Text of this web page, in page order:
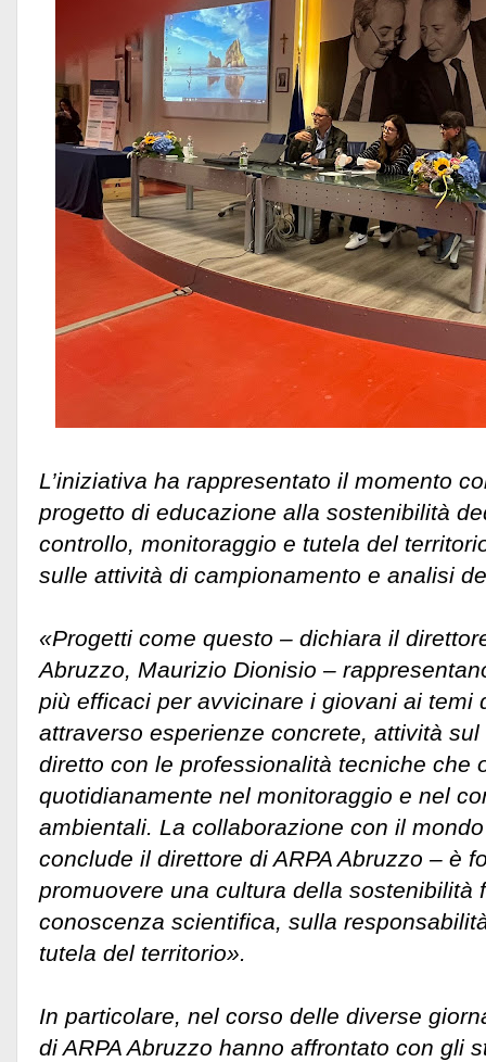
L’iniziativa ha rappresentato il momento
progetto di educazione alla sostenibilità
controllo, monitoraggio e tutela del
sulle attività di campionamento e analisi
«Progetti come questo – dichiara il
Abruzzo, Maurizio Dionisio –
più efficaci per avvicinare i giovani ai temi
attraverso esperienze concrete, attività
diretto con le professionalità tecniche che
quotidianamente nel monitoraggio e nel
ambientali. La collaborazione con il
conclude il direttore di ARPA Abruzzo – è
promuovere una cultura della sostenibilità
conoscenza scientifica, sulla
tutela del territorio».
In particolare, nel corso delle diverse
di ARPA Abruzzo hanno affrontato con gli